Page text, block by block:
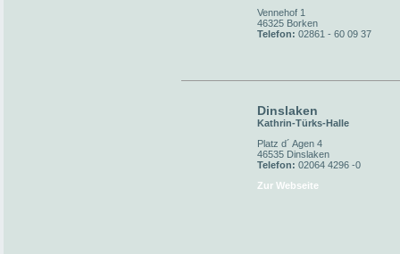
Vennehof 1
46325 Borken
Telefon: 02861 - 60 09 37
Dinslaken
Kathrin-Türks-Halle
Platz d´ Agen 4
46535 Dinslaken
Telefon: 02064 4296 -0
Zur Webseite